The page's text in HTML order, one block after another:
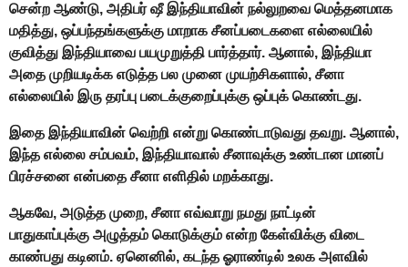
சென்ற ஆண்டு, அதிபர் ஷீ இந்தியாவின் நல்லுறவை மெத்தனமாக
மதித்து, ஒப்பந்தங்களுக்கு மாறாக சீனப்படைகளை எல்லையில்
குவித்து இந்தியாவை பயமுறுத்தி பார்த்தார். ஆனால், இந்தியா
அதை முறியடிக்க எடுத்த பல முனை முயற்சிகளால், சீனா
எல்லையில் இரு தரப்பு படைக்குறைப்புக்கு ஒப்புக் கொண்டது.
இதை இந்தியாவின் வெற்றி என்று கொண்டாடுவது தவறு. ஆனால்,
இந்த எல்லை சம்பவம், இந்தியாவால் சீனாவுக்கு உண்டான மானப்
பிரச்சனை என்பதை சீனா எளிதில் மறக்காது.
ஆகவே, அடுத்த முறை, சீனா எவ்வாறு நமது நாட்டின்
பாதுகாப்புக்கு அழுத்தம் கொடுக்கும் என்ற கேள்விக்கு விடை
காண்பது கடினம். ஏனெனில், கடந்த ஓராண்டில் உலக அளவில்